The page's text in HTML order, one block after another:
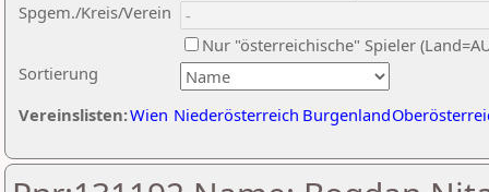
Sortierung
Spgem./Kreis/Verein
Nur "österreichische" Spieler
Vereinslisten:Wien Niederösterreich Burgenland